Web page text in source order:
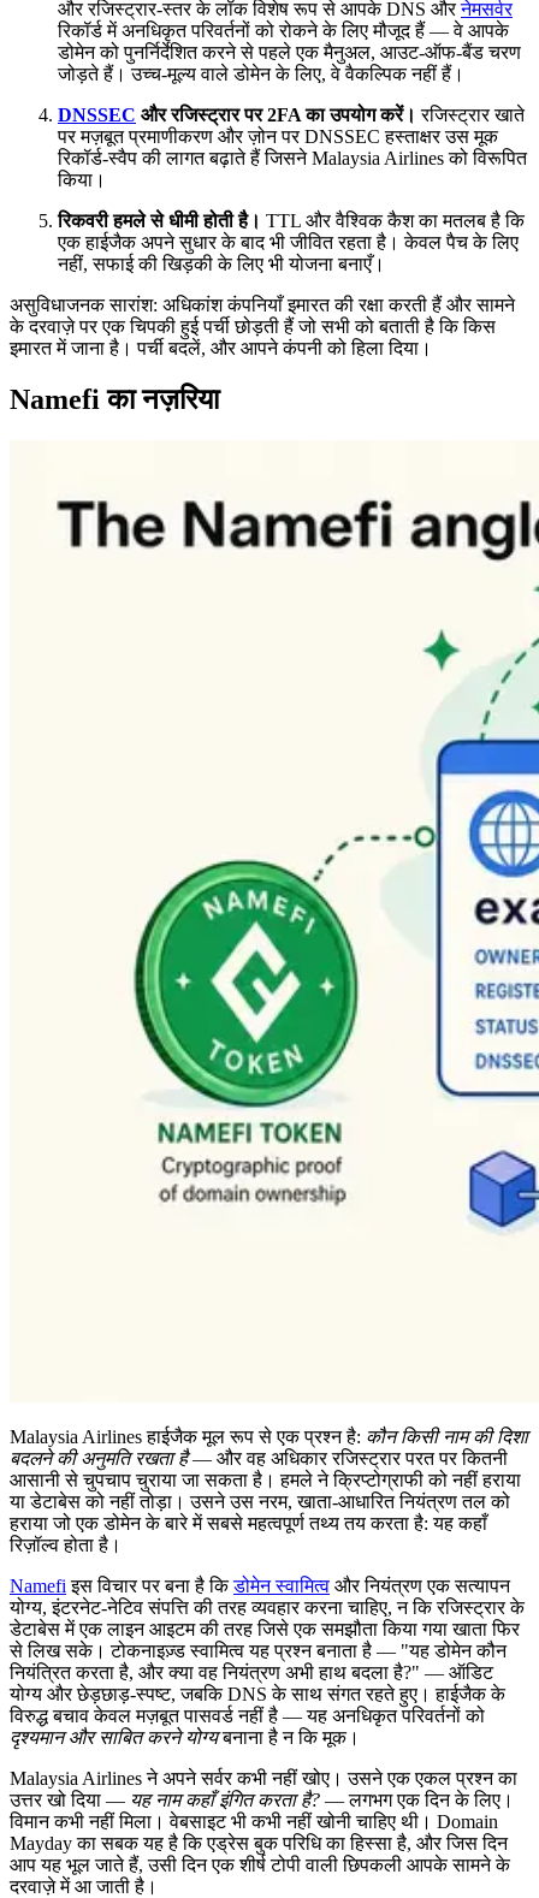
और रजिस्ट्रार-स्तर के लॉक विशेष रूप से आपके DNS औरनेमसर्वर
रिकॉर्ड में अनधिकृत परिवर्तनों को रोकने के लिए मौजूद हैं — वे आपके
डोमेन को पुनर्निर्देशित करने से पहले एक मैनुअल, आउट-ऑफ-बैंड चरण
जोड़ते हैं। उच्च-मूल्य वाले डोमेन के लिए, वे वैकल्पिक नहीं हैं।
DNSSEC और रजिस्ट्रार पर 2FA का उपयोग करें। रजिस्ट्रार खाते
पर मज़बूत प्रमाणीकरण और ज़ोन पर DNSSEC हस्ताक्षर उस मूक
रिकॉर्ड-स्वैप की लागत बढ़ाते हैं जिसने Malaysia Airlines को विरूपित
किया।
रिकवरी हमले से धीमी होती है। TTL और वैश्विक कैश का मतलब है कि
एक हाईजैक अपने सुधार के बाद भी जीवित रहता है। केवल पैच के लिए
नहीं, सफाई की खिड़की के लिए भी योजना बनाएँ।
असुविधाजनक सारांश: अधिकांश कंपनियाँ इमारत की रक्षा करती हैं और सामने
के दरवाज़े पर एक चिपकी हुई पर्ची छोड़ती हैं जो सभी को बताती है कि किस
इमारत में जाना है। पर्ची बदलें, और आपने कंपनी को हिला दिया।
Namefi का नज़रिया
Malaysia Airlines हाईजैक मूल रूप से एक प्रश्न है: कौन किसी नाम की दिशा
बदलने की अनुमति रखता है— और वह अधिकार रजिस्ट्रार परत पर कितनी
आसानी से चुपचाप चुराया जा सकता है। हमले ने क्रिप्टोग्राफी को नहीं हराया
या डेटाबेस को नहीं तोड़ा। उसने उस नरम, खाता-आधारित नियंत्रण तल को
हराया जो एक डोमेन के बारे में सबसे महत्वपूर्ण तथ्य तय करता है: यह कहाँ
रिज़ॉल्व होता है।
Namefi इस विचार पर बना है किडोमेन स्वामित्व और नियंत्रण एक सत्यापन
योग्य, इंटरनेट-नेटिव संपत्ति की तरह व्यवहार करना चाहिए, न कि रजिस्ट्रार के
डेटाबेस में एक लाइन आइटम की तरह जिसे एक समझौता किया गया खाता फिर
से लिख सके। टोकनाइज़्ड स्वामित्व यह प्रश्न बनाता है — "यह डोमेन कौन
नियंत्रित करता है, और क्या वह नियंत्रण अभी हाथ बदला है?" — ऑडिट
योग्य और छेड़छाड़-स्पष्ट, जबकि DNS के साथ संगत रहते हुए। हाईजैक के
विरुद्ध बचाव केवल मज़बूत पासवर्ड नहीं है — यह अनधिकृत परिवर्तनों को
दृश्यमान और साबित करने योग्यबनाना है न कि मूक।
Malaysia Airlines ने अपने सर्वर कभी नहीं खोए। उसने एक एकल प्रश्न का
उत्तर खो दिया — यह नाम कहाँ इंगित करता है? — लगभग एक दिन के लिए।
विमान कभी नहीं मिला। वेबसाइट भी कभी नहीं खोनी चाहिए थी। Domain
Mayday का सबक यह है कि एड्रेस बुक परिधि का हिस्सा है, और जिस दिन
आप यह भूल जाते हैं, उसी दिन एक शीर्ष टोपी वाली छिपकली आपके सामने के
दरवाज़े में आ जाती है।